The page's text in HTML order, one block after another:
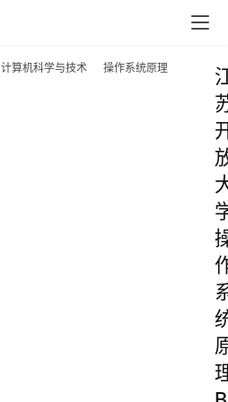
计算机科学与技术 操作系统原理